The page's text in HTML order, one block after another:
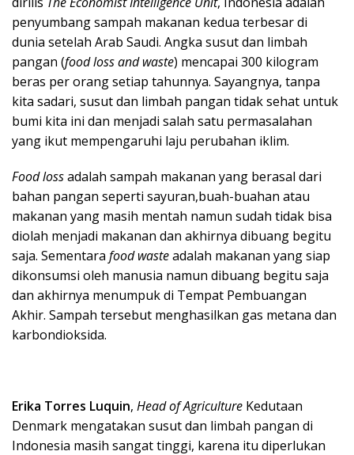
penyumbang sampah makanan kedua terbesar di
dunia setelah Arab Saudi. Angka susut dan limbah
pangan (food loss and waste) mencapai 300 kilogram
beras per orang setiap tahunnya. Sayangnya, tanpa
kita sadari, susut dan limbah pangan tidak sehat untuk
bumi kita ini dan menjadi salah satu permasalahan
yang ikut mempengaruhi laju perubahan iklim.
Food lossadalah sampah makanan yang berasal dari
bahan pangan seperti sayuran,buah-buahan atau
makanan yang masih mentah namun sudah tidak bisa
diolah menjadi makanan dan akhirnya dibuang begitu
saja. Sementara food wasteadalah makanan yang siap
dikonsumsi oleh manusia namun dibuang begitu saja
dan akhirnya menumpuk di Tempat Pembuangan
Akhir. Sampah tersebut menghasilkan gas metana dan
karbondioksida.
Erika Torres Luquin, Head of Agriculture Kedutaan
Denmark mengatakan susut dan limbah pangan di
Indonesia masih sangat tinggi, karena itu diperlukan